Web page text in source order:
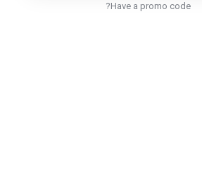
Have a promo code?